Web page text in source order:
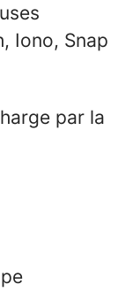
Iono, Snap
par la